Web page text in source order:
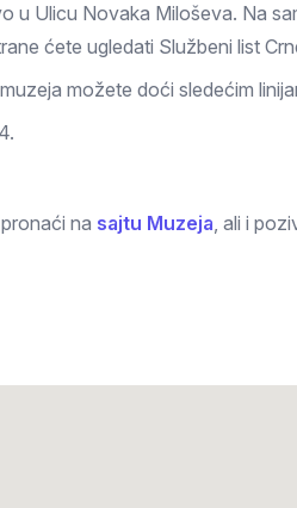
u Ulicu Novaka Miloševa. Na
ćete ugledati Službeni list
možete doći sledećim
na sajtu Muzeja, ali i